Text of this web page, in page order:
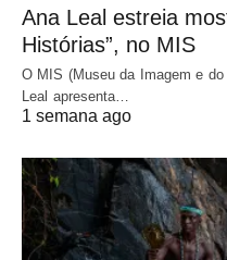
Ana Leal estreia
Histórias”, no MIS
O MIS (Museu da Imagem e
Leal apresenta…
1 semana ago